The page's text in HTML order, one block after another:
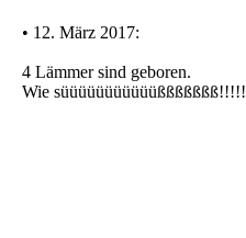
• 12. März 2017:
4 Lämmer sind geboren.
Wie süüüüüüüüüüüßßßßßßß!!!!!